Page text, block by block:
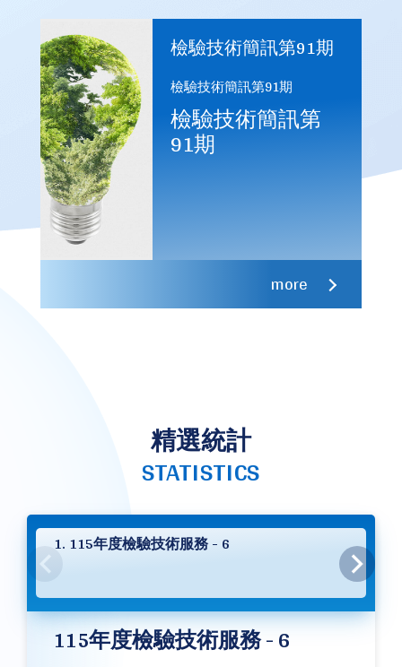
檢驗技術簡訊第91期
檢驗技術簡訊第91期
檢驗技術簡訊第
91期
more
精選統計
STATISTICS
1. 115年度檢驗技術服務 - 6
115年度檢驗技術服務 - 6